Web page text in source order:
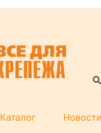
Каталог Новости